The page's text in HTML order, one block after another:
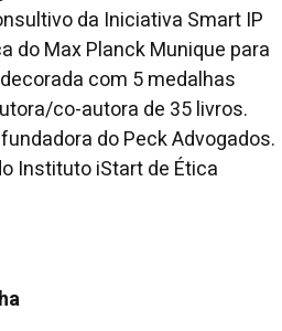
da Iniciativa Smart IP
do Max Planck Munique para
com 5 medalhas
co-autora de 35 livros.
do Peck Advogados.
Instituto iStart de Ética